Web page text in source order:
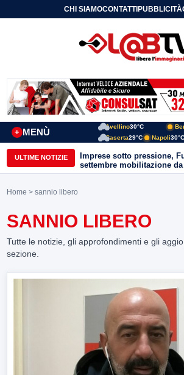
CHI SIAMOCONTATTIPUBBLICITÀ
MENÙ
+
Avellino30°C
Caserta29°C Napoli30°C
ULTIME NOTIZIE
Imprese sotto pressione,
settembre mobilitazione da
e Avellino”
Home > sannio libero
SANNIO LIBERO
Tutte le notizie, gli approfondimenti e gli
sezione.